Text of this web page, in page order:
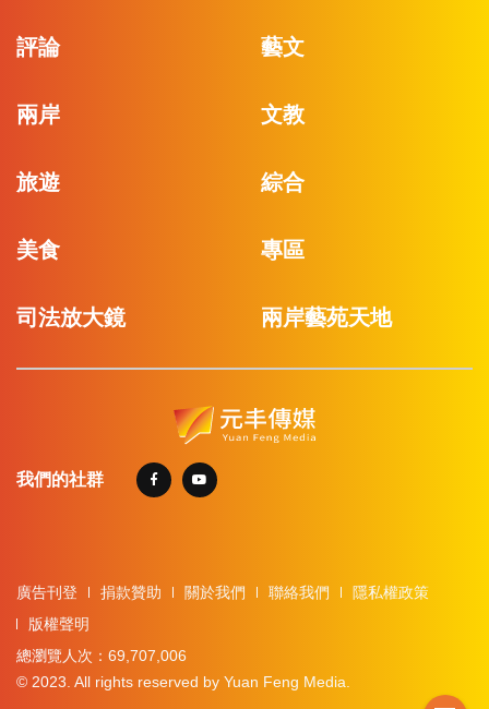
評論 藝文
兩岸 文教
旅遊 綜合
美食 專區
司法放大鏡 兩岸藝苑天地
我們的社群
廣告刊登 捐款贊助 關於我們 聯絡我們
隱私權政策
版權聲明
總瀏覽人次：69,707,006
© 2023. All rights reserved by Yuan Feng Media.